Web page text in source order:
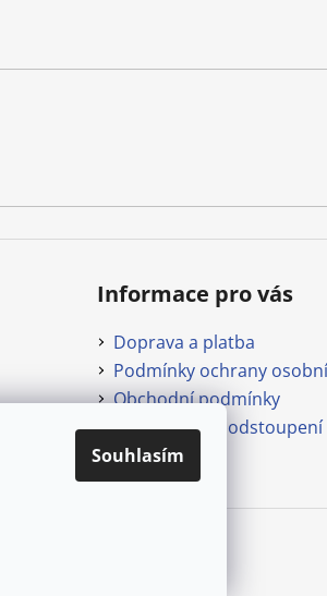
Souhlasím
Informace pro vás
Doprava a platba
Podmínky ochrany
Obchodní podmínky
Formulář pro odstoupení
Odkazy